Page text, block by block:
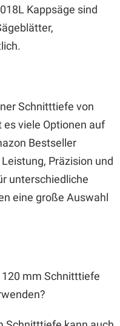
Kappsäge sind
Schnitttiefe von
viele Optionen auf
Bestseller
Präzision und
unterschiedliche
eine große Auswahl
mm Schnitttiefe